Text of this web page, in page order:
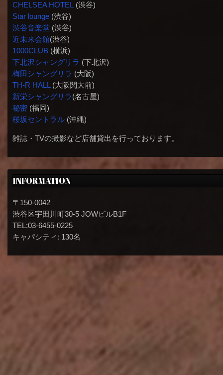
CHELSEA HOTEL (渋谷)
Star lounge(渋谷)
渋谷音楽堂(渋谷)
近未来会館(渋谷)
1000CLUB(横浜)
下北沢シャングリラ (下北沢)
梅田シャングリラ (大阪)
TH-R HALL(大阪関大前)
新栄シャングリラ(名古屋)
秘密(福岡)
桜坂セントラル(沖縄)
雑誌・TVの撮影など店舗貸出を行っております。
INFORMATION
〒150-0042
渋谷区宇田川町30-5 JOWビルB1F
TEL:03-6455-0225
キャパシティ: 130名